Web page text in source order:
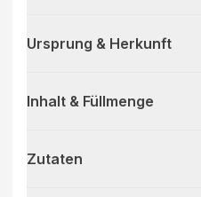
Ursprung & Herkunft
Inhalt & Füllmenge
Zutaten